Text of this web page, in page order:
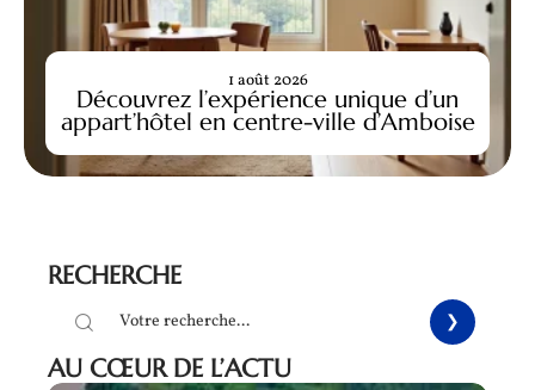
Découvrez l’expérience unique d’un
appart’hôtel en centre-ville d’Amboise
1 août 2026
RECHERCHE
AU CŒUR DE L’ACTU